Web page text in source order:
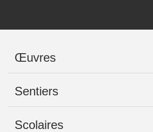
Œuvres
Sentiers
Scolaires